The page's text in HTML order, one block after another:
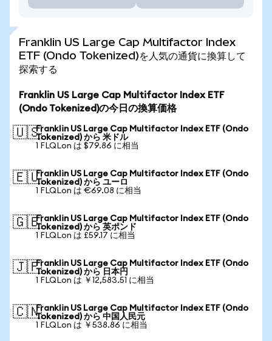
Franklin US Large Cap Multifactor Index
ETF (Ondo Tokenized)を人気の通貨に換算して
探索する
Franklin US Large Cap Multifactor Index ETF
(Ondo Tokenized)の今日の換算価格
🇺🇸Franklin US Large Cap Multifactor Index ETF (Ondo
Tokenized) から 米ドル
1 FLQLon は $79.86 に相当
🇪🇺Franklin US Large Cap Multifactor Index ETF (Ondo
Tokenized) から ユーロ
1 FLQLon は €69.08 に相当
🇬🇧Franklin US Large Cap Multifactor Index ETF (Ondo
Tokenized) から 英ポンド
1 FLQLon は £59.17 に相当
🇯🇵Franklin US Large Cap Multifactor Index ETF (Ondo
Tokenized) から 日本円
1 FLQLon は ￥12,583.51 に相当
🇨🇳Franklin US Large Cap Multifactor Index ETF (Ondo
Tokenized) から 中国人民元
1 FLQLon は ￥538.86 に相当